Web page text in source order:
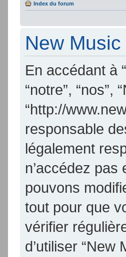
Index du forum
New
En accédant à
“notre”, “nos”,
“http://
responsable
légalement
n’accédez pas
pouvons
tout pour que
vérifier
d’utiliser